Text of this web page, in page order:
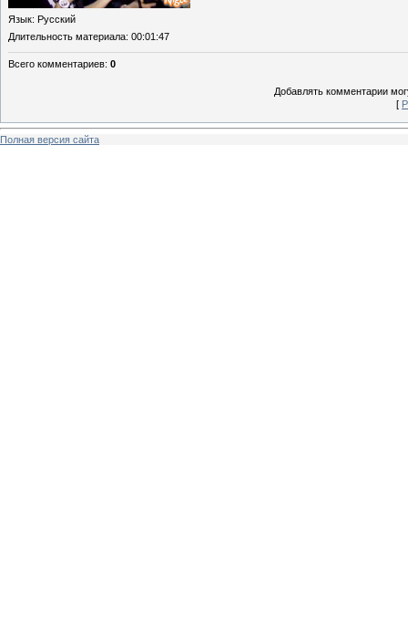
Язык: Русский
Длительность материала: 00:01:47
Всего комментариев: 0
Добавлять комментарии
[
Полная версия сайта